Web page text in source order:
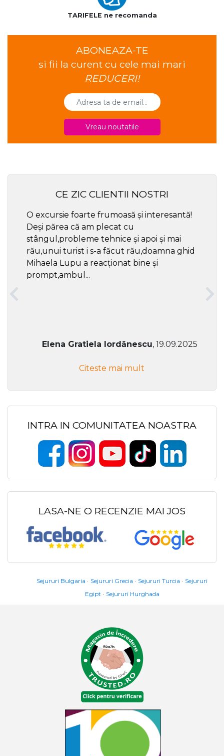
TARIFELE ne recomanda
ABONEAZA-TE
si fii la curent cu cele mai mari
REDUCERI!
Vreau noutatile
CE ZIC CLIENTII NOSTRI
O excursie foarte frumoasă și interesantă!
Deși părea că am plecat cu
stângul,probleme tehnice și apoi și mai
rău,unui turist i s-a făcut rău,doamna ghid
Mihaela Lupu a reacționat bine și
prompt,ambul...
Elena Gratiela Iordănescu, 19.09.2025
Citeste mai mult
INTRA IN COMUNITATEA NOASTRA
LASA-NE O RECENZIE MAI JOS
Sejururi Bulgaria Sejururi Grecia Sejururi Turcia
Sejururi
Egipt
Sejururi Hurghada